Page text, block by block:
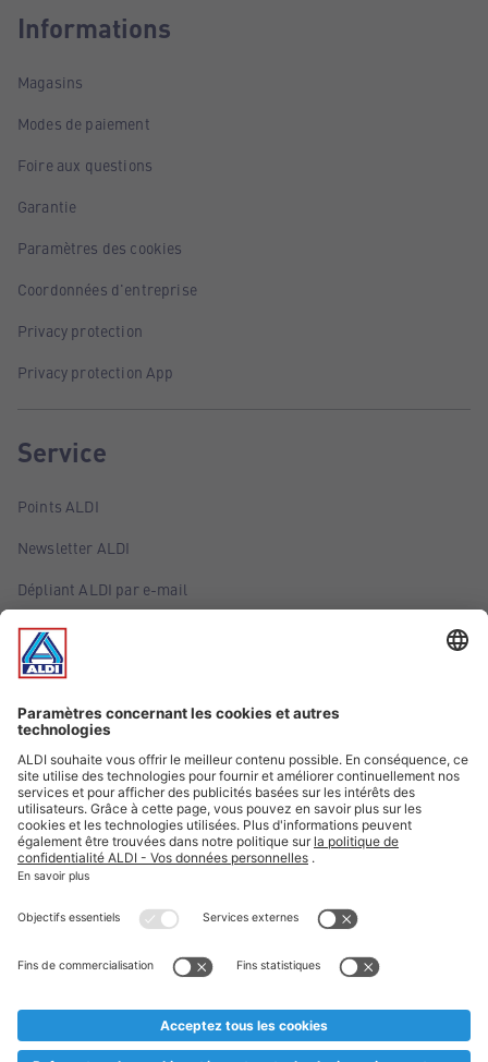
Informations
Magasins
Modes de paiement
Foire aux questions
Garantie
Paramètres des cookies
Coordonnées d'entreprise
Privacy protection
Privacy protection App
Service
Points ALDI
Newsletter ALDI
Dépliant ALDI par e-mail
Offres
Infos essentielles
Suivez ALDI Belgique
Textes marqués d'un astérisque et mentions légales
* Nous vendons ces articles temporairement et jusqu'à
au cas où, malgré le planning bien étudié, nous serions
prématurément en rupture de stock. Prix Recupel et TVA incl.
** Sur ce site, l’utilisation de la forme masculine a été adoptée